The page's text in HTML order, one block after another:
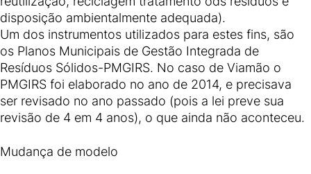
disposição ambientalmente adequada).
Um dos instrumentos utilizados para estes fins, são
os Planos Municipais de Gestão Integrada de
Resíduos Sólidos-PMGIRS. No caso de Viamão o
PMGIRS foi elaborado no ano de 2014, e precisava
ser revisado no ano passado (pois a lei preve sua
revisão de 4 em 4 anos), o que ainda não aconteceu.
Mudança de modelo